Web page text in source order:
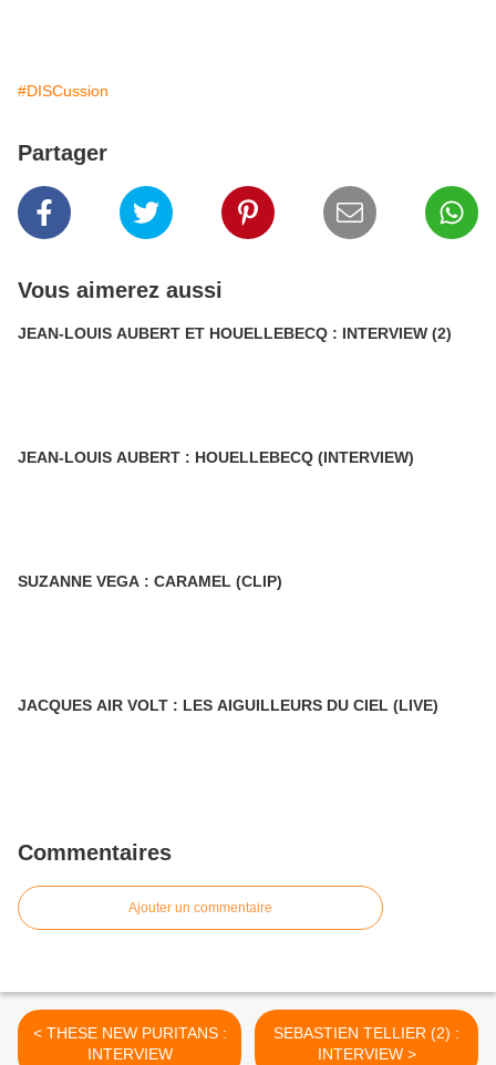
#DISCussion
Partager
Vous aimerez aussi
JEAN-LOUIS AUBERT ET HOUELLEBECQ : INTERVIEW (2)
JEAN-LOUIS AUBERT : HOUELLEBECQ (INTERVIEW)
SUZANNE VEGA : CARAMEL (CLIP)
JACQUES AIR VOLT : LES AIGUILLEURS DU CIEL (LIVE)
Commentaires
Ajouter un commentaire
< THESE NEW PURITANS :
INTERVIEW
SEBASTIEN TELLIER (2) :
INTERVIEW >